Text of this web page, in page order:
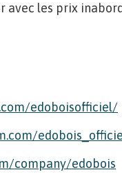
avec les prix
edoboisofficiel/
company/edobois